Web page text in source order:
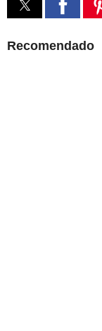
Recomendado